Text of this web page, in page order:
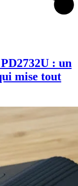
: un
mise tout